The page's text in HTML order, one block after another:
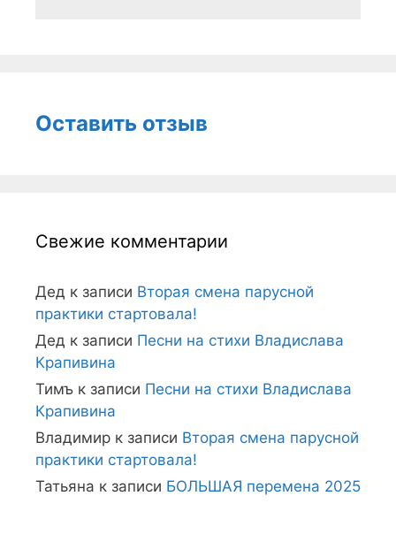
Оставить отзыв
Свежие комментарии
Дед к записи Вторая смена парусной
практики стартовала!
Дед к записи Песни на стихи Владислава
Крапивина
Тимъ к записи Песни на стихи Владислава
Крапивина
Владимир к записи Вторая смена парусной
практики стартовала!
Татьяна к записи БОЛЬШАЯ перемена 2025